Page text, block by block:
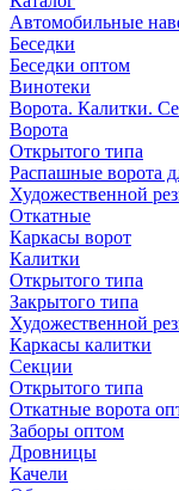
Автомобильные
Беседки
Беседки оптом
Винотеки
Ворота. Калитки.
Ворота
Открытого типа
Распашные ворота
Художественной
Откатные
Каркасы ворот
Калитки
Открытого типа
Закрытого типа
Художественной
Каркасы калитки
Секции
Открытого типа
Откатные ворота
Заборы оптом
Дровницы
Качели